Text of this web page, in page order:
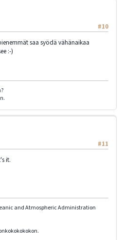
#10
saa syödä vähänaikaa
:-)
#11
it.
and Atmospheric Administration